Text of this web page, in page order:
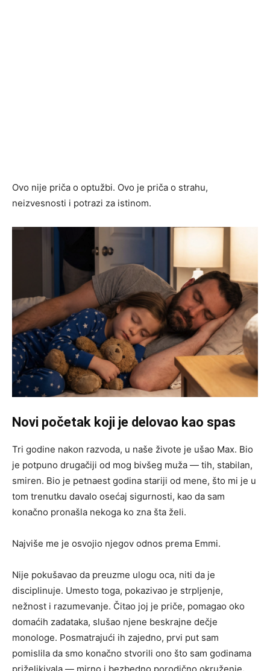
Ovo nije priča o optužbi. Ovo je priča o strahu,
neizvesnosti i potrazi za istinom.
Novi početak koji je delovao kao spas
Tri godine nakon razvoda, u naše živote je ušao Max. Bio
je potpuno drugačiji od mog bivšeg muža — tih, stabilan,
smiren. Bio je petnaest godina stariji od mene, što mi je u
tom trenutku davalo osećaj sigurnosti, kao da sam
konačno pronašla nekoga ko zna šta želi.
Najviše me je osvojio njegov odnos prema Emmi.
Nije pokušavao da preuzme ulogu oca, niti da je
disciplinuje. Umesto toga, pokazivao je strpljenje,
nežnost i razumevanje. Čitao joj je priče, pomagao oko
domaćih zadataka, slušao njene beskrajne dečje
monologe. Posmatrajući ih zajedno, prvi put sam
pomislila da smo konačno stvorili ono što sam godinama